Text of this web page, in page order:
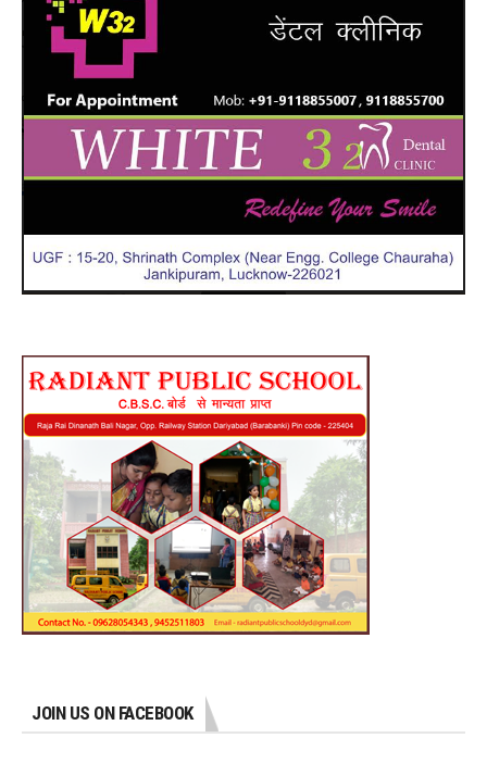
JOIN US ON FACEBOOK